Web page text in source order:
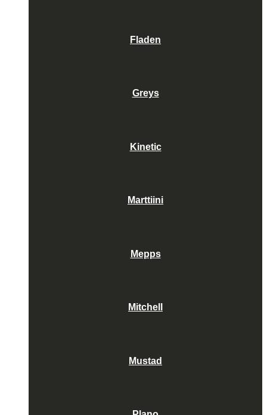
Fladen
Greys
Kinetic
Marttiini
Mepps
Mitchell
Mustad